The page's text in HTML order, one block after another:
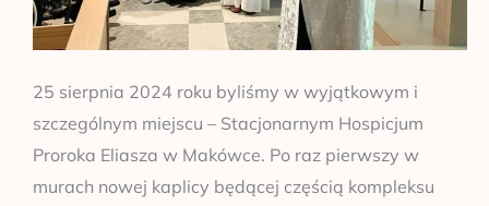
25 sierpnia 2024 roku byliśmy w wyjątkowym i
szczególnym miejscu – Stacjonarnym Hospicjum
Proroka Eliasza w Makówce. Po raz pierwszy w
murach nowej kaplicy będącej częścią kompleksu